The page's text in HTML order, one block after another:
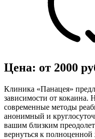
Цена: от 2000
Клиника «Панацея»
зависимости от
современные методы
анонимный и
вашим близким
вернуться к